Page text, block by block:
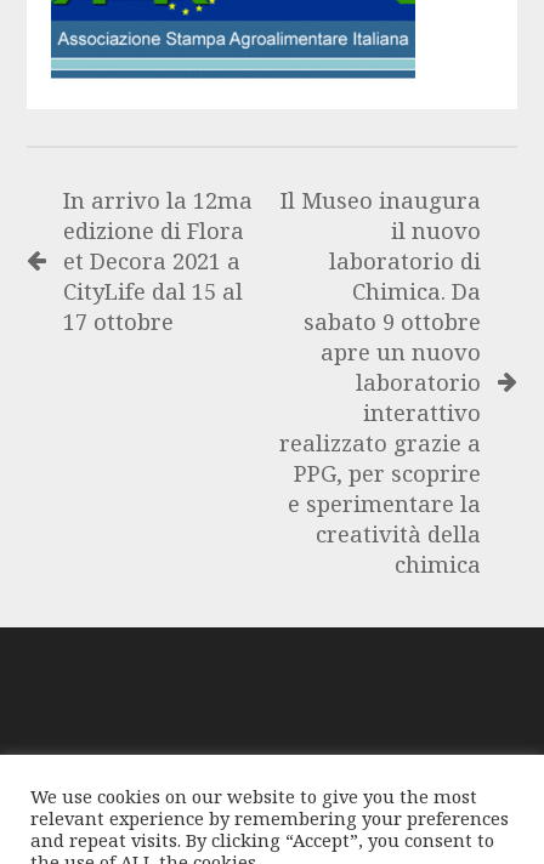
In arrivo la 12ma
edizione di Flora
et Decora 2021 a
CityLife dal 15 al
17 ottobre
Il Museo inaugura
il nuovo
laboratorio di
Chimica. Da
sabato 9 ottobre
apre un nuovo
laboratorio
interattivo
realizzato grazie a
PPG, per scoprire
e sperimentare la
creatività della
chimica
GloablMediaNews, prima di pubblicare foto o testi,
compie tutte le opportune verifiche al fine di accertarne il
libero regime di circolazione e non violare i diritti
We use cookies on our website to give you the most
relevant experience by remembering your preferences
and repeat visits. By clicking “Accept”, you consent to